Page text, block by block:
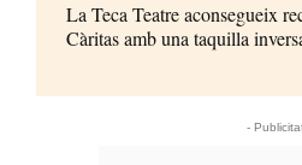
La Teca Teatre aconsegueix
Càritas amb una taquilla
-